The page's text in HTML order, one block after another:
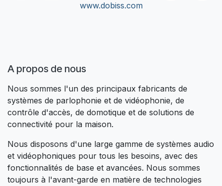
www.dobiss.com
A propos de nous​
Nous sommes l'un des principaux fabricants de
systèmes de parlophonie et de vidéophonie, de
contrôle d'accès, de domotique et de solutions de
connectivité pour la maison.
Nous disposons d'une large gamme de systèmes audio
et vidéophoniques pour tous les besoins, avec des
fonctionnalités de base et avancées. Nous sommes
toujours à l'avant-garde en matière de technologies